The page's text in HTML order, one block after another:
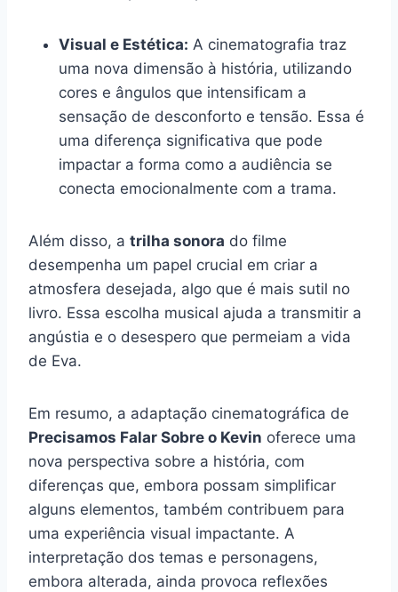
Visual e Estética: A cinematografia traz
uma nova dimensão à história, utilizando
cores e ângulos que intensificam a
sensação de desconforto e tensão. Essa é
uma diferença significativa que pode
impactar a forma como a audiência se
conecta emocionalmente com a trama.
Além disso, a trilha sonora do filme
desempenha um papel crucial em criar a
atmosfera desejada, algo que é mais sutil no
livro. Essa escolha musical ajuda a transmitir a
angústia e o desespero que permeiam a vida
de Eva.
Em resumo, a adaptação cinematográfica de
Precisamos Falar Sobre o Kevin oferece uma
nova perspectiva sobre a história, com
diferenças que, embora possam simplificar
alguns elementos, também contribuem para
uma experiência visual impactante. A
interpretação dos temas e personagens,
embora alterada, ainda provoca reflexões